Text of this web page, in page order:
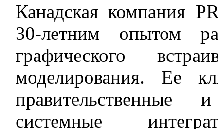
Канадская компания
30-летним опытом
графического
моделирования. Ее
системные